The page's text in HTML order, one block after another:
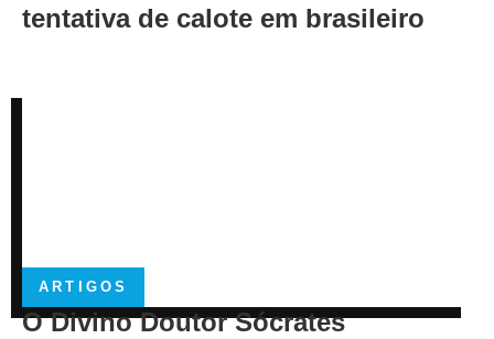
tentativa de calote em brasileiro
ARTIGOS
O Divino Doutor Sócrates